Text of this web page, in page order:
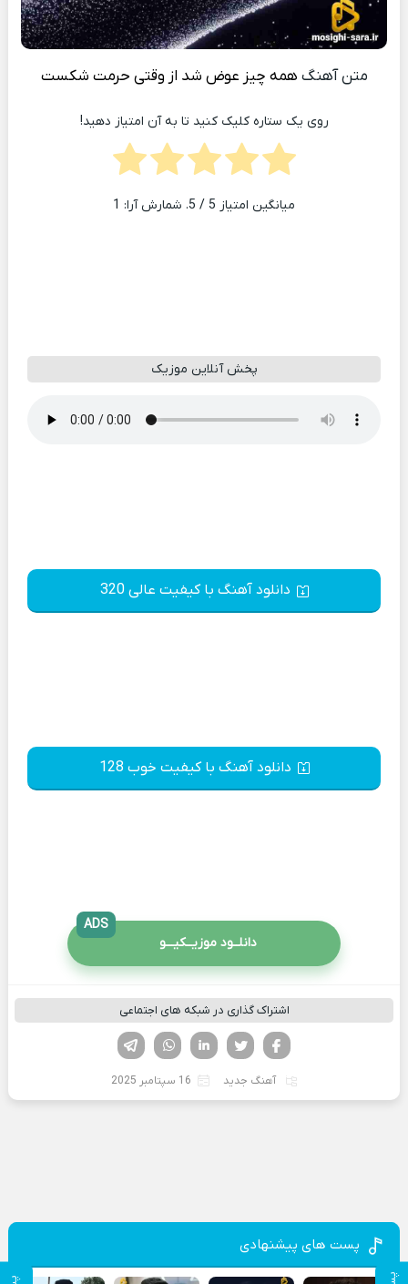
متن آهنگ همه چیز عوض شد از وقتی حرمت شکست
روی یک ستاره کلیک کنید تا به آن امتیاز دهید!
میانگین امتیاز 5 / 5. شمارش آرا: 1
پخش آنلاین موزیک
دانلود آهنگ با کیفیت عالی 320
دانلود آهنگ با کیفیت خوب 128
دانلــود موزیــکیـــو
ADS
اشتراک گذاری در شبکه های اجتماعی
لینکدین تویتر
فیسوک
آهنگ جدید 16 سپتامبر 2025
پست های پیشنهادی